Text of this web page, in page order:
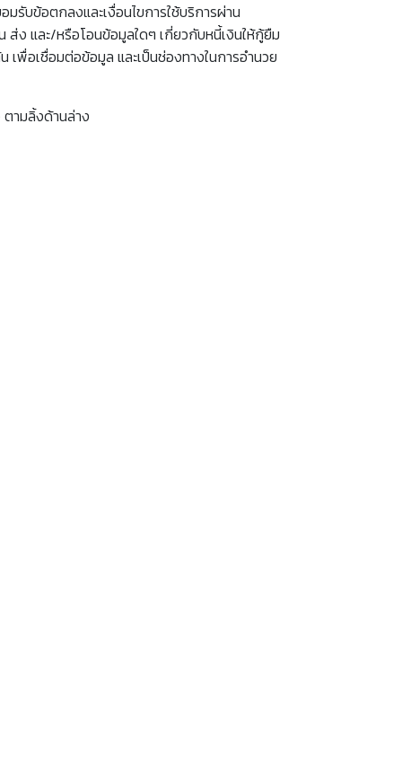
รับข้อตกลงและเงื่อนไขการใช้บริการผ่าน
ส่ง และ/หรือโอนข้อมูลใดๆ เกี่ยวกับหนี้เงินให้กู้ยืม
พื่อเชื่อมต่อข้อมูล และเป็นช่องทางในการอำนวย
ตามลิ้งด้านล่าง